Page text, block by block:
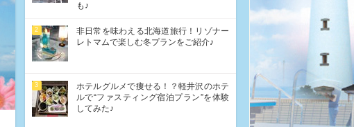
も♪
2
非日常を味わえる北海道旅行！リゾナー
レトマムで楽しむ冬プランをご紹介♪
3
ホテルグルメで痩せる！？軽井沢のホテ
ルで“ファスティング宿泊プラン”を体験
してみた♪